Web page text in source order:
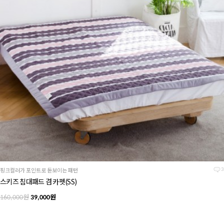
3
핑크컬러가 포인트로 돋보이는 패턴
스키즈 침대패드 겸 카펫(SS)
160,000원 39,000원